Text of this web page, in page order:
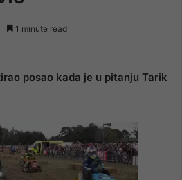
1 minute read
posao kada je u pitanju Tarik